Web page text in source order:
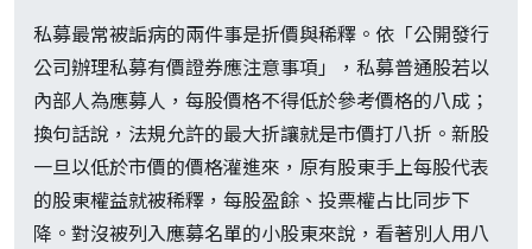
私募最常被詬病的兩件事是折價與稀釋。依「公開發行
公司辦理私募有價證券應注意事項」，私募普通股若以
內部人為應募人，每股價格不得低於參考價格的八成；
換句話說，法規允許的最大折讓就是市價打八折。新股
一旦以低於市價的價格灌進來，原有股東手上每股代表
的股東權益就被稀釋，每股盈餘、投票權占比同步下
降。對沒被列入應募名單的小股東來說，看著別人用八